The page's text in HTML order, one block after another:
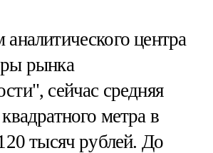
центра
рынка
сейчас средняя
метра в
тысяч рублей. До